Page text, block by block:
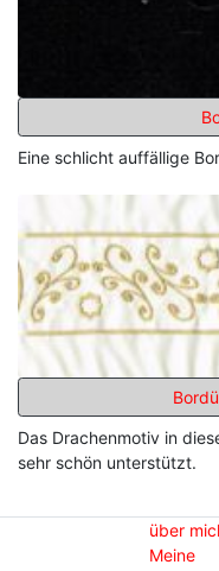
Eine schlicht auffällige
Das Drachenmotiv in
sehr schön unterstützt.
über
Meine